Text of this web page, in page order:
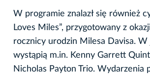
W programie znalazł się również
Loves Miles”, przygotowany z
rocznicy urodzin Milesa Davisa. W
wystąpią m.in. Kenny Garrett
Nicholas Payton Trio. Wydarzenia